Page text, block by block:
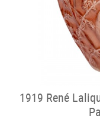
1919 René